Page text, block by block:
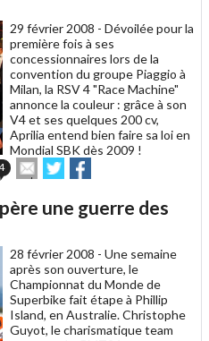
29 février 2008 - Dévoilée pour la
première fois à ses
concessionnaires lors de la
convention du groupe Piaggio à
Milan, la RSV 4 "Race Machine"
annonce la couleur : grâce à son
V4 et ses quelques 200 cv,
Aprilia entend bien faire sa loi en
Mondial SBK dès 2009 !
Envoyer
cet
à
Partager
sur sur
une guerre des
28 février 2008 - Une semaine
après son ouverture, le
Championnat du Monde de
Superbike fait étape à Phillip
Island, en Australie. Christophe
Guyot, le charismatique team